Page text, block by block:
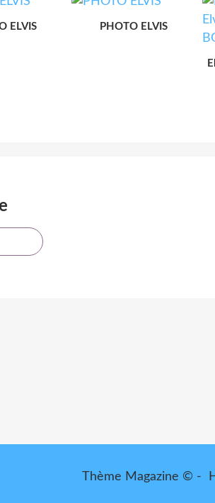
ELVIS PHOTO ELVIS
Thème Magazine © -